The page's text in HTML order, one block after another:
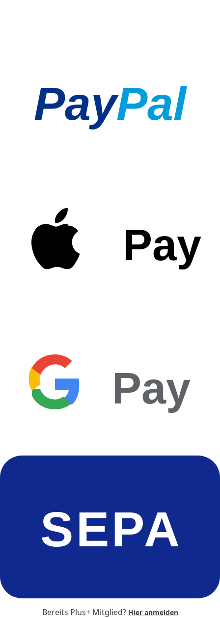
PayPal
Pay
Pay
SEPA
Bereits Plus+ Mitglied? Hier anmelden